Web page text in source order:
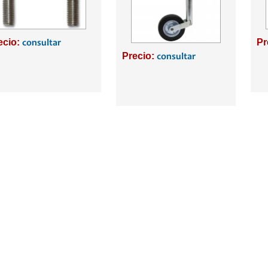
consultar
Precio: consultar